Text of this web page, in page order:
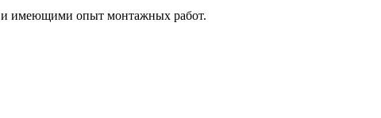
и имеющими опыт монтажных работ.